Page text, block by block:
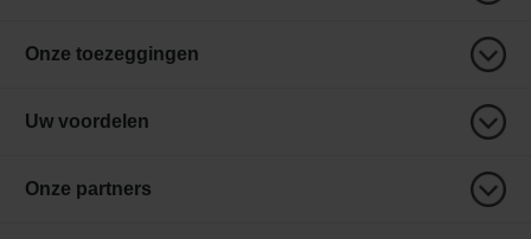
Onze toezeggingen
Uw voordelen
Onze partners